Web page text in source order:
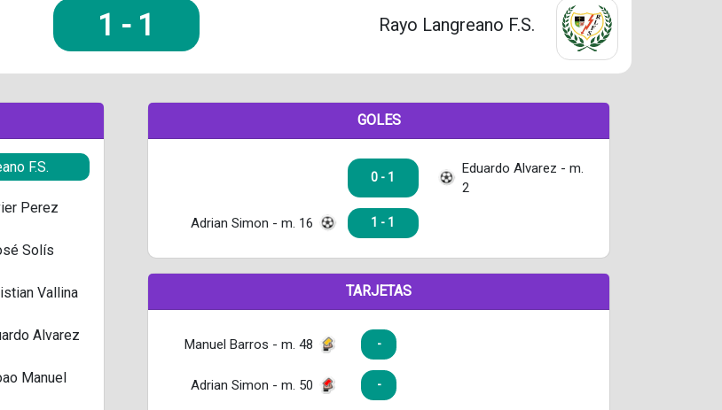
1 - 1 Rayo Langreano F.S.
F.S.
Perez
Solís
Vallina
Alvarez
Manuel
GOLES
0 - 1
Eduardo Alvarez - m.
2
Adrian Simon - m. 16 1 - 1
TARJETAS
Manuel Barros - m. 48 -
Adrian Simon - m. 50 -